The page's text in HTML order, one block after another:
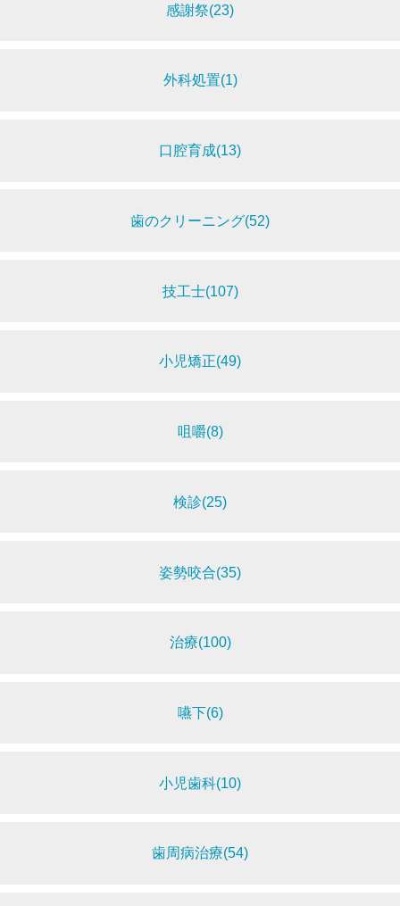
感謝祭(23)
外科処置(1)
口腔育成(13)
歯のクリーニング(52)
技工士(107)
小児矯正(49)
咀嚼(8)
検診(25)
姿勢咬合(35)
治療(100)
嚥下(6)
小児歯科(10)
歯周病治療(54)